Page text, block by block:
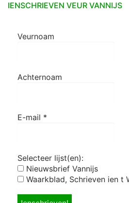
IENSCHRIEVEN VEUR VANNIJS
Veurnoam
Achternoam
E-mail *
Selecteer lijst(en):
Nieuwsbrief Vannijs
Waarkblad,